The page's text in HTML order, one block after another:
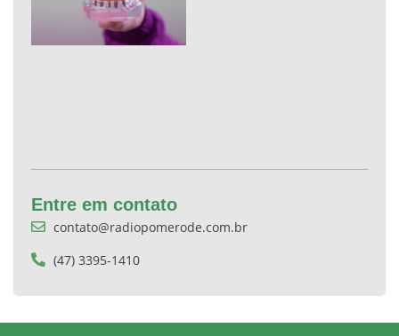
Entre em contato
contato@radiopomerode.com.br
(47) 3395-1410